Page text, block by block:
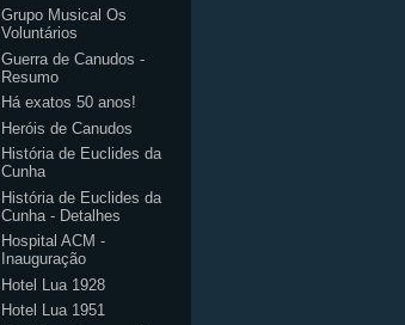
Grupo Musical Os
Voluntários
Guerra de Canudos -
Resumo
Há exatos 50 anos!
Heróis de Canudos
História de Euclides da
Cunha
História de Euclides da
Cunha - Detalhes
Hospital ACM -
Inauguração
Hotel Lua 1928
Hotel Lua 1951